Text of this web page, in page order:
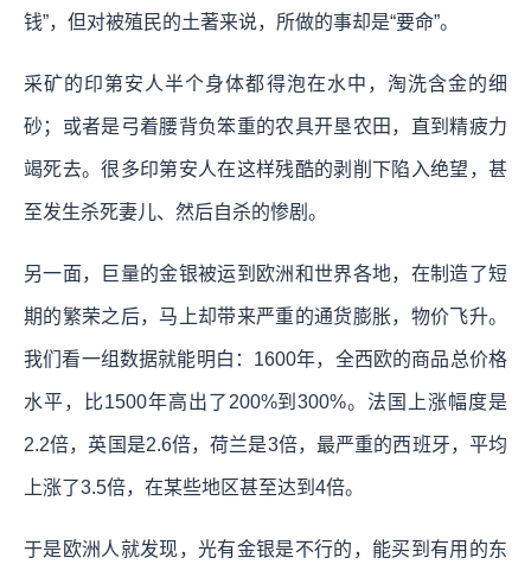
钱”，但对被殖民的土著来说，所做的事却是“要命”。
采矿的印第安人半个身体都得泡在水中，淘洗含金的细
砂；或者是弓着腰背负笨重的农具开垦农田，直到精疲力
竭死去。很多印第安人在这样残酷的剥削下陷入绝望，甚
至发生杀死妻儿、然后自杀的惨剧。
另一面，巨量的金银被运到欧洲和世界各地，在制造了短
期的繁荣之后，马上却带来严重的通货膨胀，物价飞升。
我们看一组数据就能明白：1600年，全西欧的商品总价格
水平，比1500年高出了200%到300%。法国上涨幅度是
2.2倍，英国是2.6倍，荷兰是3倍，最严重的西班牙，平均
上涨了3.5倍，在某些地区甚至达到4倍。
于是欧洲人就发现，光有金银是不行的，能买到有用的东